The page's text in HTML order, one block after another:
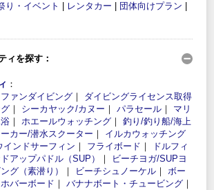
り・イベント レンタカー 団体向けプラン
ィを探す：
：
ファンダイビング ｜ ダイビングライセンス取得
｜ シーカヤック/カヌー ｜ パラセール ｜ マリ
｜ ホエールウォッチング ｜ 釣り/釣り船/海上
カー/潜水スクーター ｜ イルカウォッチング
インドサーフィン ｜ フライボード ｜
ドルフィ
アップパドル（SUP） ｜
ビーチヨガ/SUPヨ
グ（素潜り） ｜ ビーチシュノーケル ｜ ボー
ホバーボード ｜ バナナボート・チュービング ｜